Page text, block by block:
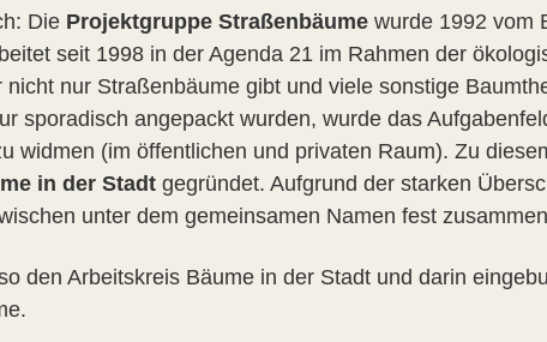
Die Projektgruppe Straßenbäume wurde 1992 vom
seit 1998 in der Agenda 21 im Rahmen der
nur Straßenbäume gibt und viele sonstige
sporadisch angepackt wurden, wurde das
widmen (im öffentlichen und privaten Raum). Zu
in der Stadt gegründet. Aufgrund der starken
unter dem gemeinsamen Namen fest
den Arbeitskreis Bäume in der Stadt und darin